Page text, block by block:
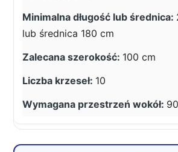
lub średnica 180 cm
100 cm
10